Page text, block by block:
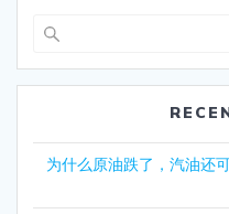
为什么原油跌了，汽油还